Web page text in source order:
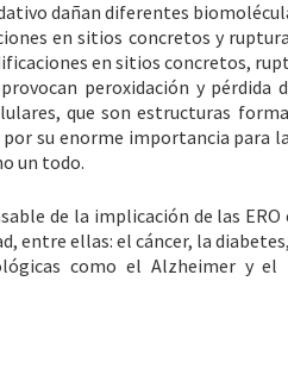
dañan diferentes
en sitios concretos y
en sitios concretos,
peroxidación y pérdida
que son estructuras
su enorme importancia para
un todo.
de la implicación de las
entre ellas: el cáncer, la
como el Alzheimer y